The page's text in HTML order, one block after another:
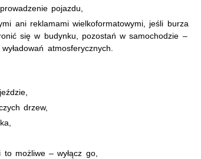
pojazdu,
ani reklamami wielkoformatowymi, jeśli burza
się w budynku, pozostań w samochodzie –
atmosferycznych.
drzew,
możliwe – wyłącz go,